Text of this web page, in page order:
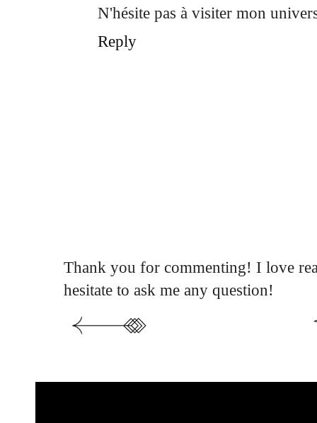
N'hésite pas à visiter mon
Reply
Thank you for commenting! I love
hesitate to ask me any question!